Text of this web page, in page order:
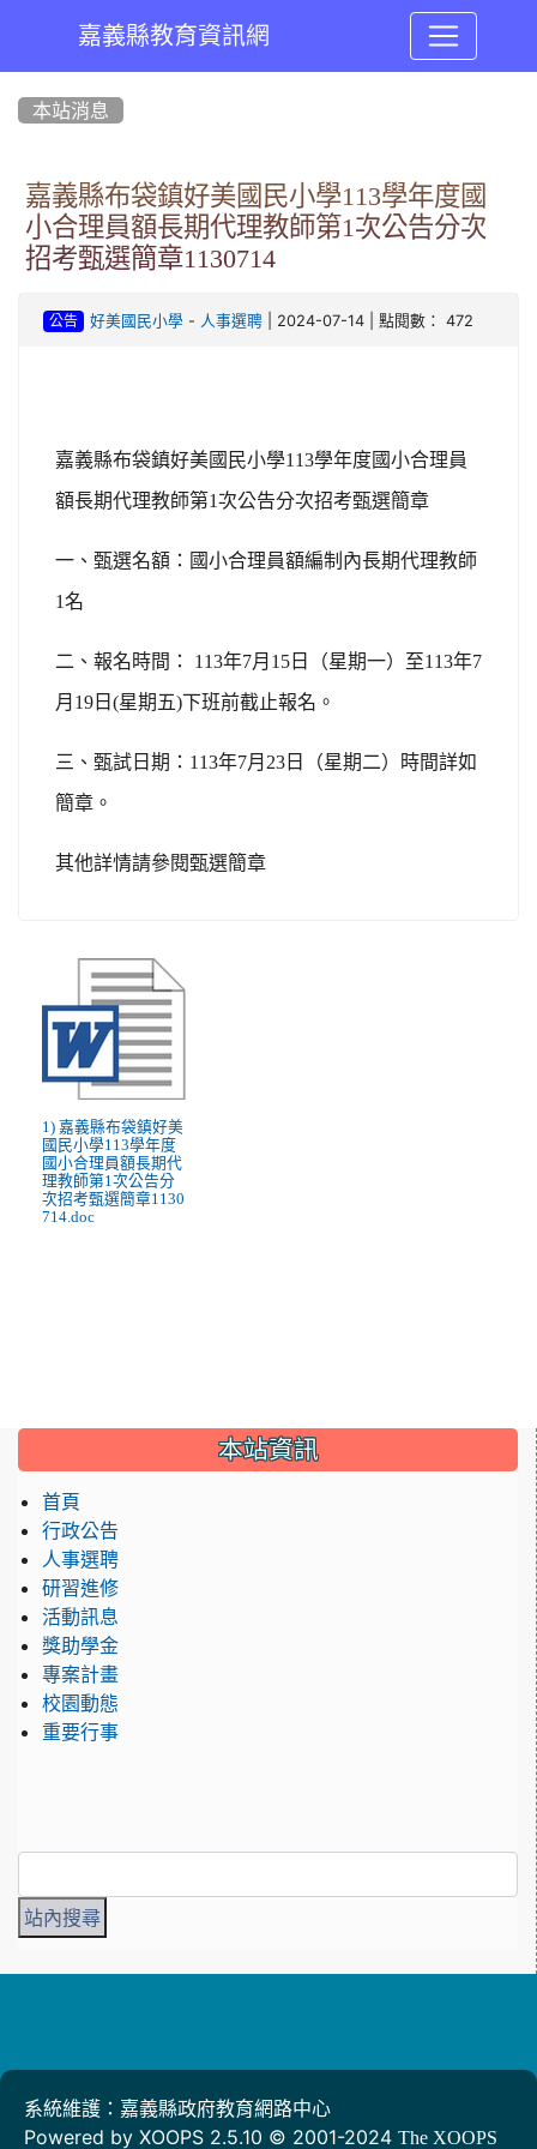
嘉義縣教育資訊網
本站消息
嘉義縣布袋鎮好美國民小學113學年度國
小合理員額長期代理教師第1次公告分次
招考甄選簡章1130714
公告 好美國民小學- 人事選聘| 2024-07-14 | 點閱數： 472
嘉義縣布袋鎮好美國民小學113學年度國小合理員
額長期代理教師第1次公告分次招考甄選簡章
一、甄選名額：國小合理員額編制內長期代理教師
1名
二、報名時間： 113年7月15日（星期一）至113年7
月19日(星期五)下班前截止報名。
三、甄試日期：113年7月23日（星期二）時間詳如
簡章。
其他詳情請參閱甄選簡章
1) 嘉義縣布袋鎮好美
國民小學113學年度
國小合理員額長期代
理教師第1次公告分
次招考甄選簡章1130
714.doc
::: 本站資訊
首頁
行政公告
人事選聘
研習進修
活動訊息
獎助學金
專案計畫
校園動態
重要行事
系統維護：嘉義縣政府教育網路中心
Powered by XOOPS 2.5.10 © 2001-2024 The XOOPS